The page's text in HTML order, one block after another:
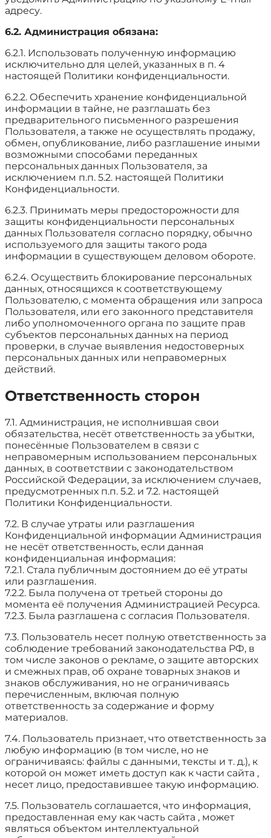
адресу.
6.2. Администрация обязана:
6.2.1. Использовать полученную информацию
исключительно для целей, указанных в п. 4
настоящей Политики конфиденциальности.
6.2.2. Обеспечить хранение конфиденциальной
информации в тайне, не разглашать без
предварительного письменного разрешения
Пользователя, а также не осуществлять продажу,
обмен, опубликование, либо разглашение иными
возможными способами переданных
персональных данных Пользователя, за
исключением п.п. 5.2. настоящей Политики
Конфиденциальности.
6.2.3. Принимать меры предосторожности для
защиты конфиденциальности персональных
данных Пользователя согласно порядку, обычно
используемого для защиты такого рода
информации в существующем деловом обороте.
6.2.4. Осуществить блокирование персональных
данных, относящихся к соответствующему
Пользователю, с момента обращения или запроса
Пользователя, или его законного представителя
либо уполномоченного органа по защите прав
субъектов персональных данных на период
проверки, в случае выявления недостоверных
персональных данных или неправомерных
действий.
Ответственность сторон
7.1. Администрация, не исполнившая свои
обязательства, несёт ответственность за убытки,
понесённые Пользователем в связи с
неправомерным использованием персональных
данных, в соответствии с законодательством
Российской Федерации, за исключением случаев,
предусмотренных п.п. 5.2. и 7.2. настоящей
Политики Конфиденциальности.
7.2. В случае утраты или разглашения
Конфиденциальной информации Администрация
не несёт ответственность, если данная
конфиденциальная информация:
7.2.1. Стала публичным достоянием до её утраты
или разглашения.
7.2.2. Была получена от третьей стороны до
момента её получения Администрацией Ресурса.
7.2.3. Была разглашена с согласия Пользователя.
7.3. Пользователь несет полную ответственность за
соблюдение требований законодательства РФ, в
том числе законов о рекламе, о защите авторских
и смежных прав, об охране товарных знаков и
знаков обслуживания, но не ограничиваясь
перечисленным, включая полную
ответственность за содержание и форму
материалов.
7.4. Пользователь признает, что ответственность за
любую информацию (в том числе, но не
ограничиваясь: файлы с данными, тексты и т. д.), к
которой он может иметь доступ как к части сайта ,
несет лицо, предоставившее такую информацию.
7.5. Пользователь соглашается, что информация,
предоставленная ему как часть сайта , может
являться объектом интеллектуальной